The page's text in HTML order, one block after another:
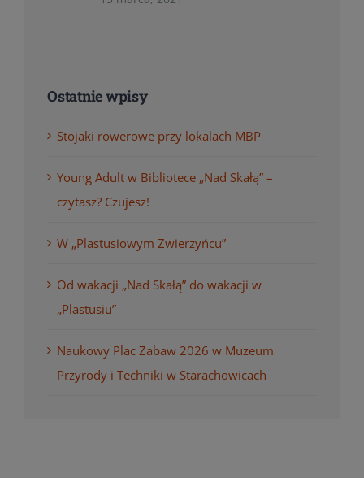
Ostatnie wpisy
Stojaki rowerowe przy lokalach MBP
Young Adult w Bibliotece „Nad Skałą” –
czytasz? Czujesz!
W „Plastusiowym Zwierzyńcu”
Od wakacji „Nad Skałą” do wakacji w
„Plastusiu”
Naukowy Plac Zabaw 2026 w Muzeum
Przyrody i Techniki w Starachowicach